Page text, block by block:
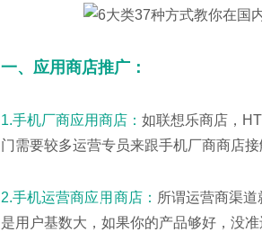
一、应用商店推广：
1.手机厂商应用商店： 如联想乐商店，
门需要较多运营专员来跟手机厂商商店接
2.手机运营商应用商店： 所谓运营商渠
是用户基数大，如果你的产品够好，没准